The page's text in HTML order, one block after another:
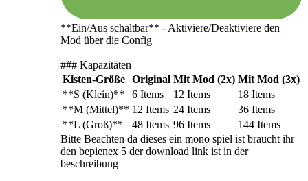
**Ein/Aus schaltbar** - Aktiviere/Deaktiviere den
Mod über die Config
### Kapazitäten
Kisten-Größe Original Mit Mod (2x) Mit Mod (3x)
**S (Klein)**
6 Items 12 Items
18 Items
**M (Mittel)** 12 Items 24 Items
36 Items
**L (Groß)**
48 Items 96 Items
144 Items
Bitte Beachten da dieses ein mono spiel ist braucht ihr
den bepienex 5 der download link ist in der
beschreibung